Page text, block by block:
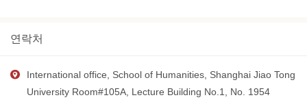
연락처
International office, School of Humanities, Shanghai Jiao Tong
University Room#105A, Lecture Building No.1, No. 1954